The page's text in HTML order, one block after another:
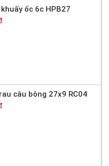
ốc 6c HPB27
câu bông 27x9 RC04